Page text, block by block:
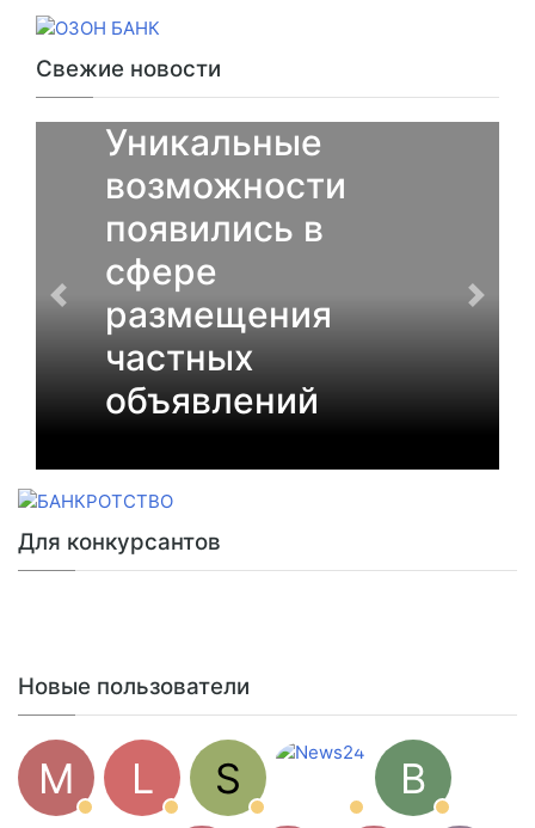
Свежие новости
От партнеров
Уникальные
возможности
появились в
сфере
размещения
частных
объявлений
Для конкурсантов
Новые пользователи
M L S B